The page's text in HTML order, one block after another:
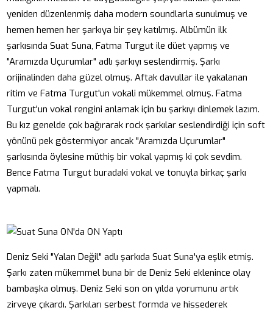
yeniden düzenlenmiş daha modern soundlarla sunulmuş ve
hemen hemen her şarkıya bir şey katılmış. Albümün ilk
şarkısında Suat Suna, Fatma Turgut ile düet yapmış ve
"Aramızda Uçurumlar" adlı şarkıyı seslendirmiş. Şarkı
orijinalinden daha güzel olmuş. Aftak davullar ile yakalanan
ritim ve Fatma Turgut'un vokali mükemmel olmuş. Fatma
Turgut'un vokal rengini anlamak için bu şarkıyı dinlemek lazım.
Bu kız genelde çok bağırarak rock şarkılar seslendirdiği için soft
yönünü pek göstermiyor ancak "Aramızda Uçurumlar"
şarkısında öylesine müthiş bir vokal yapmış ki çok sevdim.
Bence Fatma Turgut buradaki vokal ve tonuyla birkaç şarkı
yapmalı.
Deniz Seki "Yalan Değil" adlı şarkıda Suat Suna'ya eşlik etmiş.
Şarkı zaten mükemmel buna bir de Deniz Seki eklenince olay
bambaşka olmuş. Deniz Seki son on yılda yorumunu artık
zirveye çıkardı. Şarkıları serbest formda ve hissederek